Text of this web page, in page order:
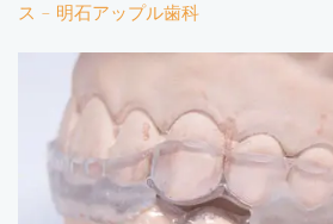
ス – 明石アップル歯科